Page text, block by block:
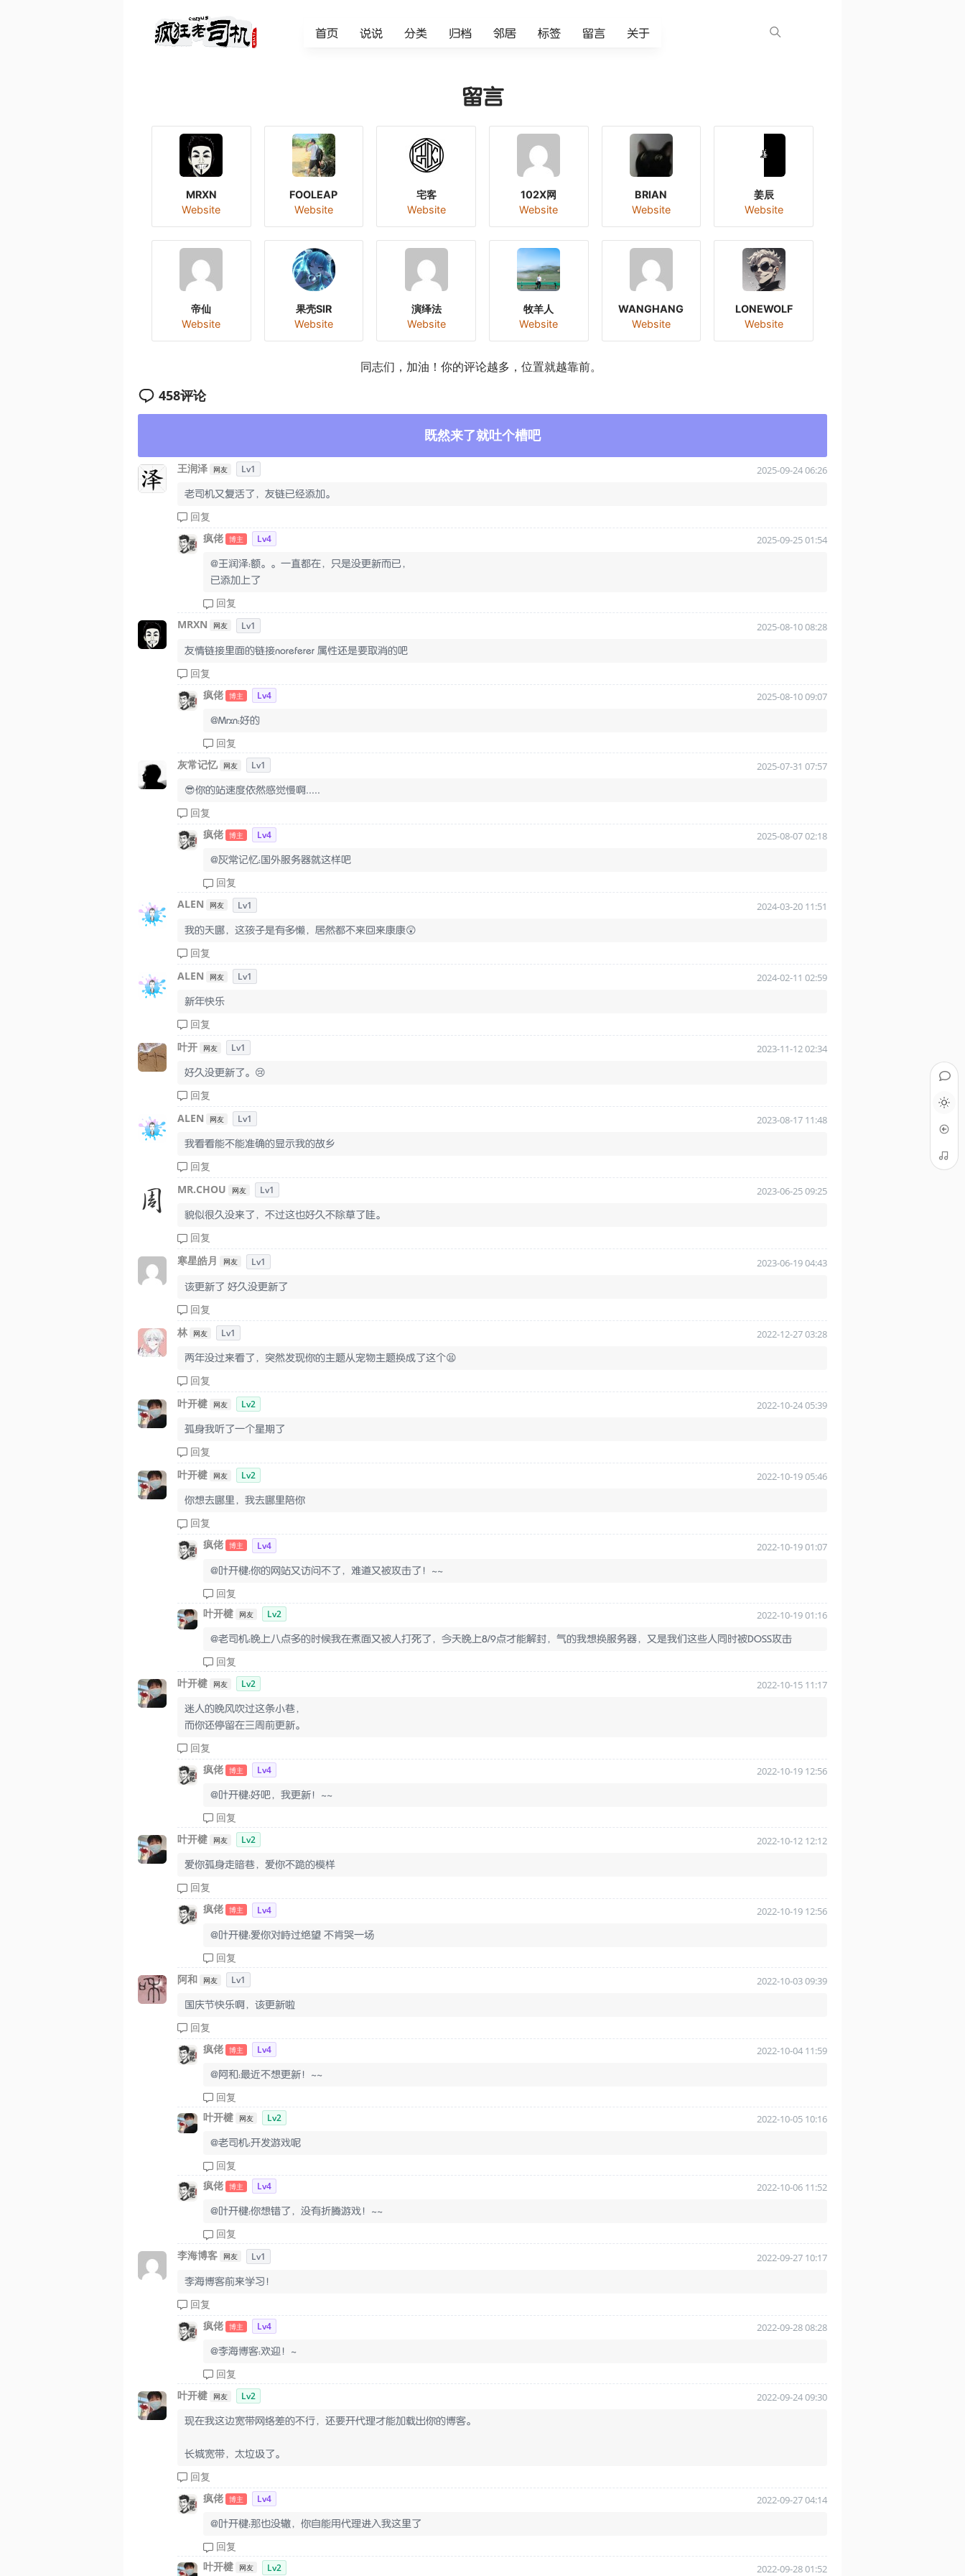
首页 说说 分类 归档 邻居 标签 留言 关于
留言
MRXN
Website
FOOLEAP
Website
宅客
Website
102X网
Website
BRIAN
Website
姜辰
Website
帝仙
Website
果壳SIR
Website
演绎法
Website
牧羊人
Website
WANGHANG
Website
LONEWOLF
Website
同志们，加油！你的评论越多，位置就越靠前。
458评论
既然来了就吐个槽吧
王润泽 网友 Lv1 2025-09-24 06:26
老司机又复活了，友链已经添加。
回复
疯佬 博主 Lv4 2025-09-25 01:54
@王润泽：额。。一直都在，只是没更新而已，
已添加上了
回复
MRXN
网友 Lv1 2025-08-10 08:28
友情链接里面的链接noreferer 属性还是要取消的吧
回复
疯佬 博主 Lv4 2025-08-10 09:07
@Mrxn：好的
回复
灰常记忆
网友 Lv1 2025-07-31 07:57
😎你的站速度依然感觉慢啊.....
回复
疯佬 博主 Lv4 2025-08-07 02:18
@灰常记忆：国外服务器就这样吧
回复
ALEN
网友 Lv1 2024-03-20 11:51
我的天哪，这孩子是有多懒，居然都不来回来康康😲
回复
ALEN
网友 Lv1 2024-02-11 02:59
新年快乐
回复
叶开
网友 Lv1 2023-11-12 02:34
好久没更新了。😢
回复
ALEN
网友 Lv1 2023-08-17 11:48
我看看能不能准确的显示我的故乡
回复
MR.CHOU
网友 Lv1 2023-06-25 09:25
貌似很久没来了，不过这也好久不除草了哇。
回复
寒星皓月
网友 Lv1 2023-06-19 04:43
该更新了 好久没更新了
回复
林
网友 Lv1 2022-12-27 03:28
两年没过来看了，突然发现你的主题从宠物主题换成了这个😫
回复
叶开楗
网友 Lv2 2022-10-24 05:39
孤身我听了一个星期了
回复
叶开楗
网友 Lv2 2022-10-19 05:46
你想去哪里，我去哪里陪你
回复
疯佬 博主 Lv4 2022-10-19 01:07
@叶开楗：你的网站又访问不了，难道又被攻击了！~~
回复
叶开楗
网友 Lv2 2022-10-19 01:16
@老司机：晚上八点多的时候我在煮面又被人打死了，今天晚上8/9点才能解封，气的我想换服务器，又是我们这些人同时被DOSS攻击
回复
叶开楗
网友 Lv2 2022-10-15 11:17
迷人的晚风吹过这条小巷，
而你还停留在三周前更新。
回复
疯佬 博主 Lv4 2022-10-19 12:56
@叶开楗：好吧，我更新！~~
回复
叶开楗
网友 Lv2 2022-10-12 12:12
爱你孤身走暗巷，爱你不跪的模样
回复
疯佬 博主 Lv4 2022-10-19 12:56
@叶开楗：爱你对峙过绝望 不肯哭一场
回复
阿和
网友 Lv1 2022-10-03 09:39
国庆节快乐啊，该更新啦
回复
疯佬 博主 Lv4 2022-10-04 11:59
@阿和：最近不想更新！~~
回复
叶开楗
网友 Lv2 2022-10-05 10:16
@老司机：开发游戏呢
回复
疯佬 博主 Lv4 2022-10-06 11:52
@叶开楗：你想错了，没有折腾游戏！~~
回复
李海博客
网友 Lv1 2022-09-27 10:17
李海博客前来学习！
回复
疯佬 博主 Lv4 2022-09-28 08:28
@李海博客：欢迎！~
回复
叶开楗
网友 Lv2 2022-09-24 09:30
现在我这边宽带网络差的不行，还要开代理才能加载出你的博客。
长城宽带，太垃圾了。
回复
疯佬 博主 Lv4 2022-09-27 04:14
@叶开楗：那也没辙，你自能用代理进入我这里了
回复
叶开楗
网友 Lv2 2022-09-28 01:52